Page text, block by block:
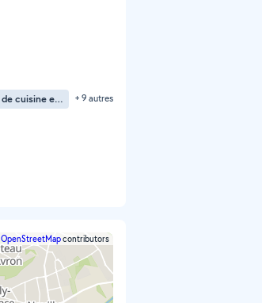
Montage de meuble de cuisine en kit + 9 autres
OpenStreetMapcontributors